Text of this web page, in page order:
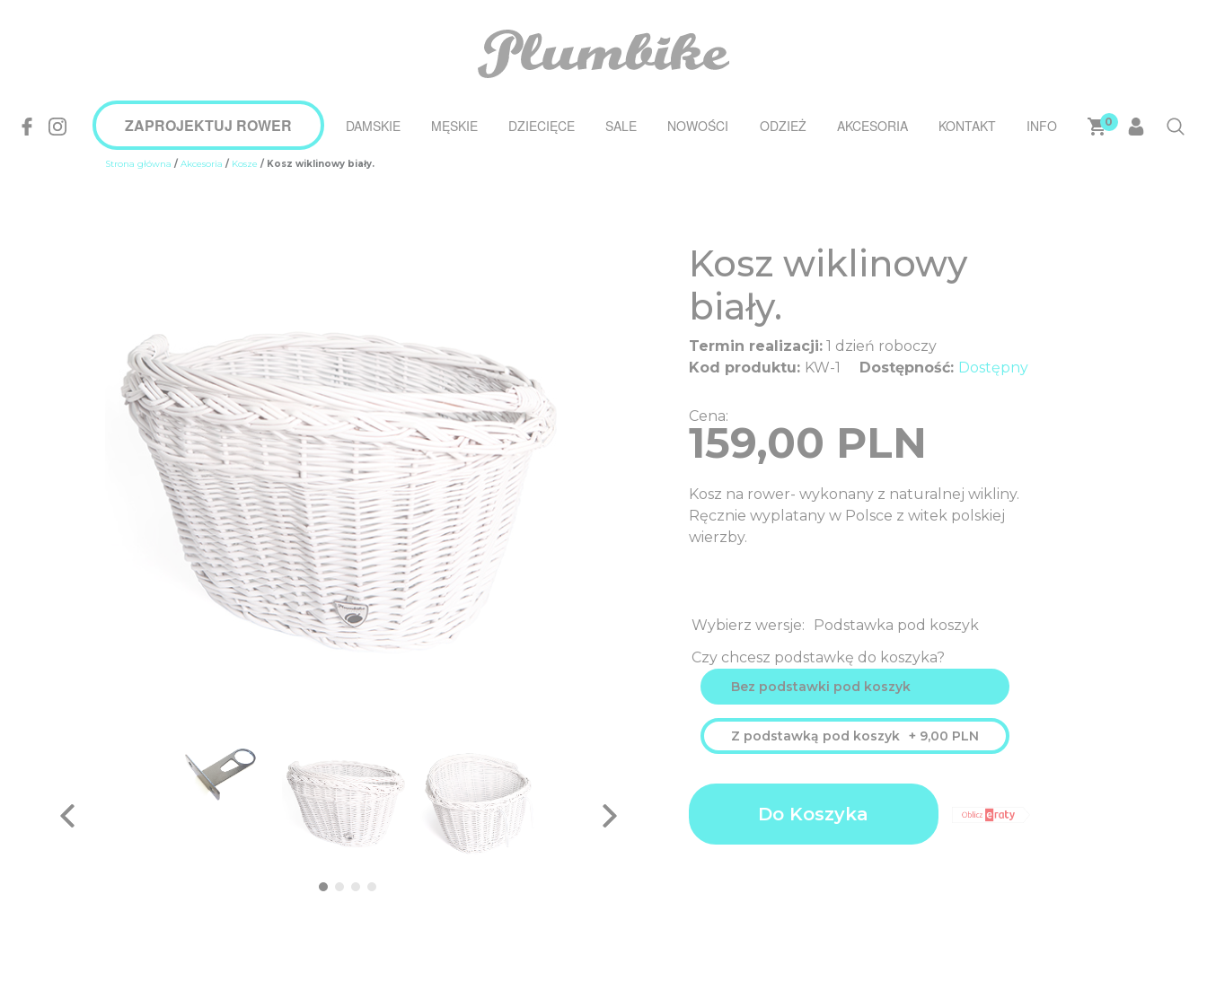
ZAPROJEKTUJ ROWER DAMSKIE MĘSKIE DZIECIĘCE SALE NOWOŚCI ODZIEŻ AKCESORIA KONTAKT INFO 0
Strona główna / Akcesoria / Kosze / Kosz wiklinowy biały.
Kosz wiklinowy
biały.
Kod produktu: KW-1
Cena:
159,00 PLN
Kosz na rower- wykonany z naturalnej wikliny.
Ręcznie wyplatany w Polsce z witek polskiej
wierzby.
Termin realizacji: 1 dzień roboczy
Dostępność: Dostępny
Podstawka pod koszyk
Czy chcesz podstawkę do koszyka?
Bez podstawki pod koszyk
Z podstawką pod koszyk + 9,00 PLN
price
PLN
Additional
0,00
ilość
Kosz
wiklinowy
Do Koszyka